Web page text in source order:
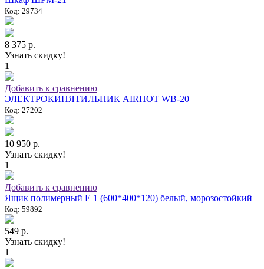
Код: 29734
8 375 р.
Узнать скидку!
1
Добавить к сравнению
ЭЛЕКТРОКИПЯТИЛЬНИК AIRHOT WB-20
Код: 27202
10 950 р.
Узнать скидку!
1
Добавить к сравнению
Ящик полимерный E 1 (600*400*120) белый, морозостойкий
Код: 59892
549 р.
Узнать скидку!
1